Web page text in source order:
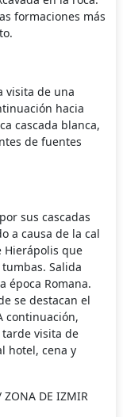
formaciones más
visita de una
hacia
cascada blanca,
de fuentes
sus cascadas
a causa de la cal
Hierápolis que
Salida
época Romana.
se destacan el
continuación,
visita de
hotel, cena y
ZONA DE IZMIR